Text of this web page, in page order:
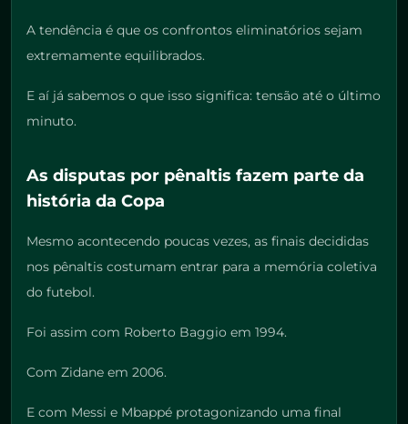
A tendência é que os confrontos eliminatórios sejam
extremamente equilibrados.
E aí já sabemos o que isso significa: tensão até o último
minuto.
As disputas por pênaltis fazem parte da
história da Copa
Mesmo acontecendo poucas vezes, as finais decididas
nos pênaltis costumam entrar para a memória coletiva
do futebol.
Foi assim com Roberto Baggio em 1994.
Com Zidane em 2006.
E com Messi e Mbappé protagonizando uma final